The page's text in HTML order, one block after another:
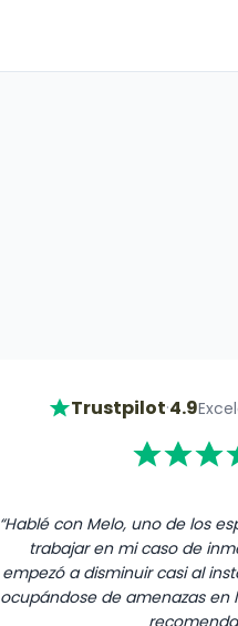
Trustpilot·4.9
“Hablé con Melo, uno de los
trabajar en mi caso de
empezó a disminuir casi al
ocupándose de amenazas en